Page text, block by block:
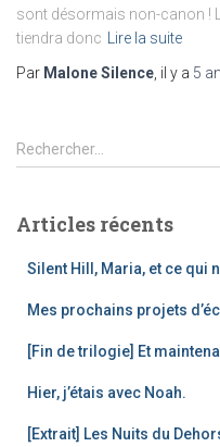
sont désormais non-canon !
tiendra donc Lire la suite
Par Malone Silence, il y a 5
R
e
e
Rechercher…
Articles récents
Silent Hill, Maria, et ce qui
Mes prochains projets
[Fin de trilogie] Et
Hier, j’étais avec Noah.
[Extrait] Les Nuits du